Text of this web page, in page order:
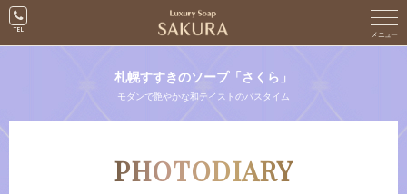
札幌すすきのソープ「さくら」
モダンで艶やかな和テイストのバスタイム
PHOTODIARY